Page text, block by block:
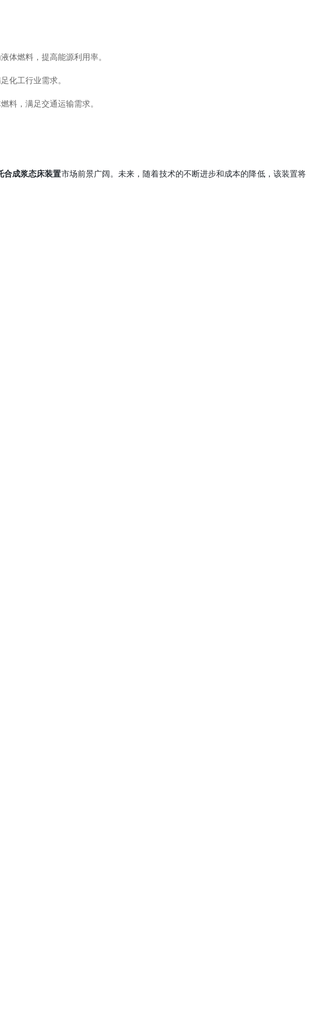
体燃料，提高能源利用率。
化工行业需求。
料，满足交通运输需求。
合成浆态床装置市场前景广阔。未来，随着技术的不断进步和成本的降低，该装置将